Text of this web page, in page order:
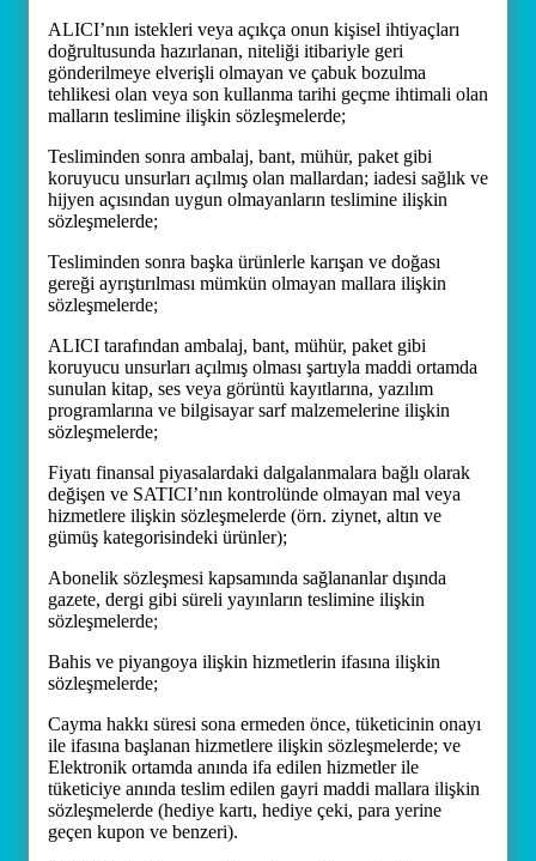
ALICI’nın istekleri veya açıkça onun kişisel ihtiyaçları
doğrultusunda hazırlanan, niteliği itibariyle geri
gönderilmeye elverişli olmayan ve çabuk bozulma
tehlikesi olan veya son kullanma tarihi geçme ihtimali olan
malların teslimine ilişkin sözleşmelerde;
Tesliminden sonra ambalaj, bant, mühür, paket gibi
koruyucu unsurları açılmış olan mallardan; iadesi sağlık ve
hijyen açısından uygun olmayanların teslimine ilişkin
sözleşmelerde;
Tesliminden sonra başka ürünlerle karışan ve doğası
gereği ayrıştırılması mümkün olmayan mallara ilişkin
sözleşmelerde;
ALICI tarafından ambalaj, bant, mühür, paket gibi
koruyucu unsurları açılmış olması şartıyla maddi ortamda
sunulan kitap, ses veya görüntü kayıtlarına, yazılım
programlarına ve bilgisayar sarf malzemelerine ilişkin
sözleşmelerde;
Fiyatı finansal piyasalardaki dalgalanmalara bağlı olarak
değişen ve SATICI’nın kontrolünde olmayan mal veya
hizmetlere ilişkin sözleşmelerde (örn. ziynet, altın ve
gümüş kategorisindeki ürünler);
Abonelik sözleşmesi kapsamında sağlananlar dışında
gazete, dergi gibi süreli yayınların teslimine ilişkin
sözleşmelerde;
Bahis ve piyangoya ilişkin hizmetlerin ifasına ilişkin
sözleşmelerde;
Cayma hakkı süresi sona ermeden önce, tüketicinin onayı
ile ifasına başlanan hizmetlere ilişkin sözleşmelerde; ve
Elektronik ortamda anında ifa edilen hizmetler ile
tüketiciye anında teslim edilen gayri maddi mallara ilişkin
sözleşmelerde (hediye kartı, hediye çeki, para yerine
geçen kupon ve benzeri).